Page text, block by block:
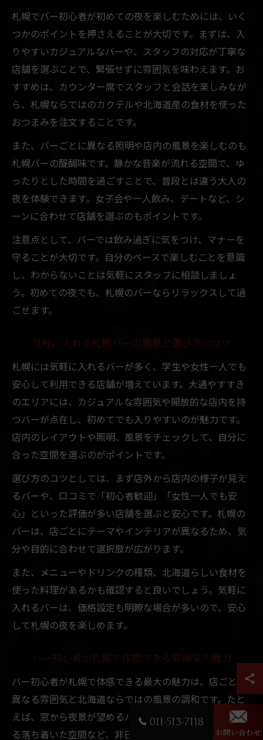
札幌でバー初心者が初めての夜を楽しむためには、いく
つかのポイントを押さえることが大切です。まずは、入
りやすいカジュアルなバーや、スタッフの対応が丁寧な
店舗を選ぶことで、緊張せずに雰囲気を味わえます。お
すすめは、カウンター席でスタッフと会話を楽しみなが
ら、札幌ならではのカクテルや北海道産の食材を使った
おつまみを注文することです。
また、バーごとに異なる照明や店内の風景を楽しむのも
札幌バーの醍醐味です。静かな音楽が流れる空間で、ゆ
ったりとした時間を過ごすことで、普段とは違う大人の
夜を体験できます。女子会や一人飲み、デートなど、シ
ーンに合わせて店舗を選ぶのもポイントです。
注意点として、バーでは飲み過ぎに気をつけ、マナーを
守ることが大切です。自分のペースで楽しむことを意識
し、わからないことは気軽にスタッフに相談しましょ
う。初めての夜でも、札幌のバーならリラックスして過
ごせます。
気軽に入れる札幌バーの風景と選び方のコツ
札幌には気軽に入れるバーが多く、学生や女性一人でも
安心して利用できる店舗が増えています。大通やすすき
のエリアには、カジュアルな雰囲気や開放的な店内を持
つバーが点在し、初めてでも入りやすいのが魅力です。
店内のレイアウトや照明、風景をチェックして、自分に
合った空間を選ぶのがポイントです。
選び方のコツとしては、まず店外から店内の様子が見え
るバーや、口コミで「初心者歓迎」「女性一人でも安
心」といった評価が多い店舗を選ぶと安心です。札幌の
バーは、店ごとにテーマやインテリアが異なるため、気
分や目的に合わせて選択肢が広がります。
また、メニューやドリンクの種類、北海道らしい食材を
使った料理があるかも確認すると良いでしょう。気軽に
入れるバーは、価格設定も明瞭な場合が多いので、安心
して札幌の夜を楽しめます。
バー初心者が札幌で体感できる雰囲気の魅力
バー初心者が札幌で体感できる最大の魅力は、店ごとに
異なる雰囲気と北海道ならではの風景の調和です。たと
えば、窓から夜景が望めるバーや、木のぬくもりを感じ
る落ち着いた空間など、非日常を味わえるポイントが数
011-513-7118
お問い合わせ